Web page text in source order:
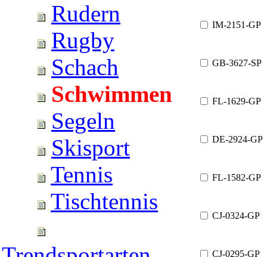
Rudern
Rugby
Schach
Schwimmen
Segeln
Skisport
Tennis
Tischtennis
IM-2151-GP
GB-3627-SP
FL-1629-GP
DE-2924-GP
FL-1582-GP
CJ-0324-GP
CJ-0295-GP